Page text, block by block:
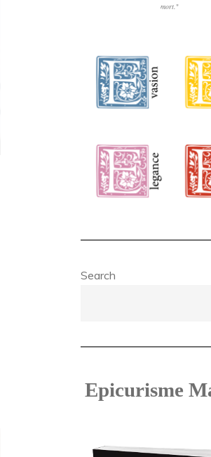
mort. "
Search
Epicurisme